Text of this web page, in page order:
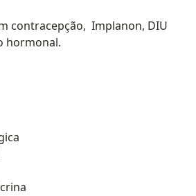
contracepção, Implanon, DIU
hormonal.